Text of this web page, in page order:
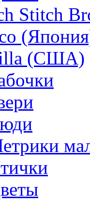
Stitch
(США)